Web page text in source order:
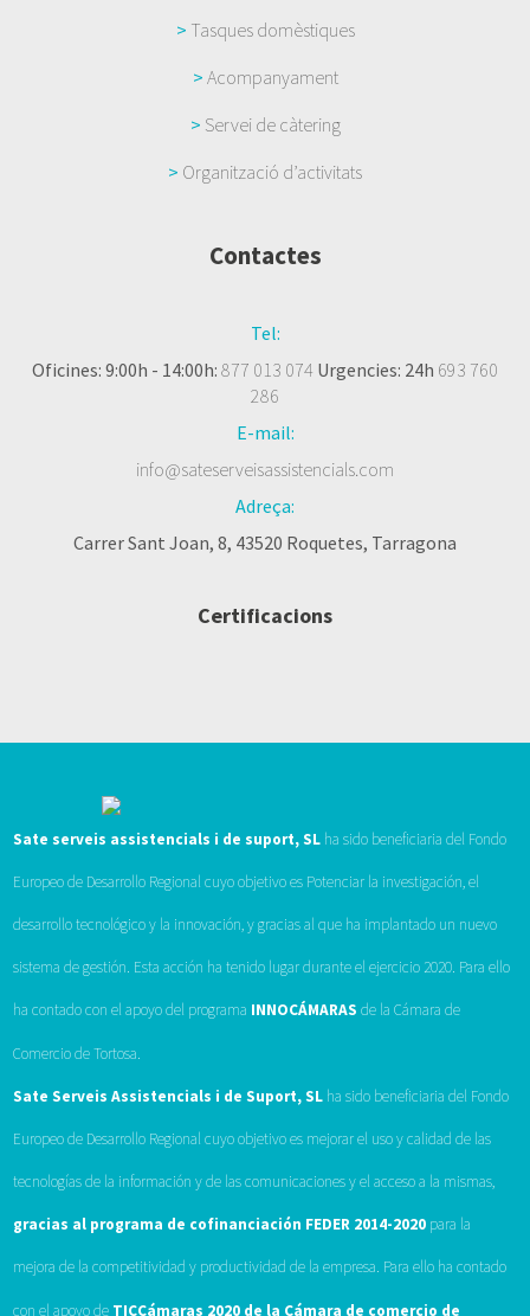
> Tasques domèstiques
> Acompanyament
> Servei de càtering
> Organització d’activitats
Contactes
Tel:
Oficines: 9:00h - 14:00h: 877 013 074 Urgencies: 24h 693 760
286
E-mail:
info@sateserveisassistencials.com
Adreça:
Carrer Sant Joan, 8, 43520 Roquetes, Tarragona
Certificacions
Sate serveis assistencials i de suport, SL ha sido beneficiaria del Fondo
Europeo de Desarrollo Regional cuyo objetivo es Potenciar la investigación, el
desarrollo tecnológico y la innovación, y gracias al que ha implantado un nuevo
sistema de gestión. Esta acción ha tenido lugar durante el ejercicio 2020. Para ello
ha contado con el apoyo del programa INNOCÁMARAS de la Cámara de
Comercio de Tortosa.
Sate Serveis Assistencials i de Suport, SL ha sido beneficiaria del Fondo
Europeo de Desarrollo Regional cuyo objetivo es mejorar el uso y calidad de las
tecnologías de la información y de las comunicaciones y el acceso a la mismas,
gracias al programa de cofinanciación FEDER 2014-2020 para la
mejora de la competitividad y productividad de la empresa. Para ello ha contado
con el apoyo de TICCámaras 2020 de la Cámara de comercio de